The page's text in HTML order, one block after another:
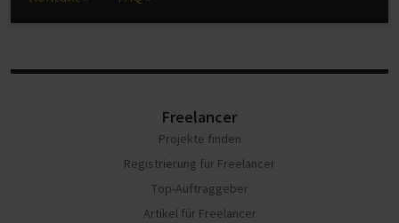
Freelancer
Projekte finden
Registrierung für Freelancer
Top-Auftraggeber
Artikel für Freelancer